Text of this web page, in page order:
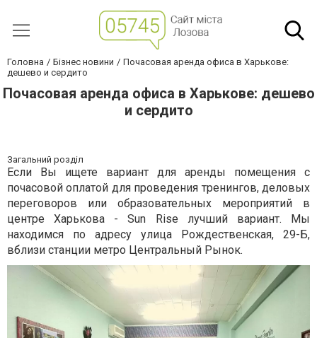
Головна Бізнес новини
Почасовая аренда офиса в Харькове:
дешево и сердито
Почасовая аренда офиса в Харькове: дешево
и сердито
Загальний розділ
Если Вы ищете вариант для аренды помещения с
почасовой оплатой для проведения тренингов, деловых
переговоров или образовательных мероприятий в
центре Харькова - Sun Rise лучший вариант. Мы
находимся по адресу улица Рождественская, 29-Б,
вблизи станции метро Центральный Рынок.